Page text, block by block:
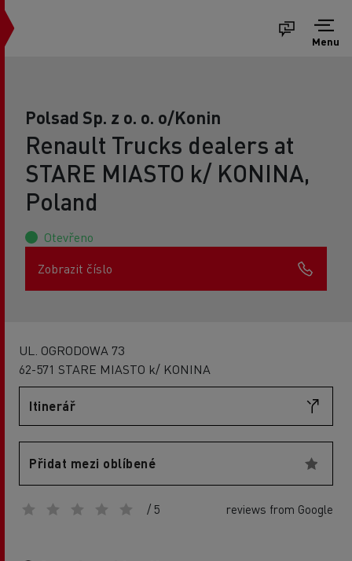
Menu
Polsad Sp. z o. o. o/Konin
Renault Trucks dealers at
STARE MIASTO k/ KONINA,
Poland
Otevřeno
Zobrazit číslo
UL. OGRODOWA 73
62-571 STARE MIASTO k/ KONINA
Itinerář
Přidat mezi oblíbené
/ 5 reviews from Google